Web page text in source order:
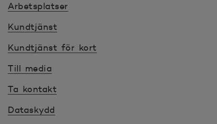
Arbetsplatser
Kundtjänst
Kundtjänst för kort
Till media
Ta kontakt
Dataskydd